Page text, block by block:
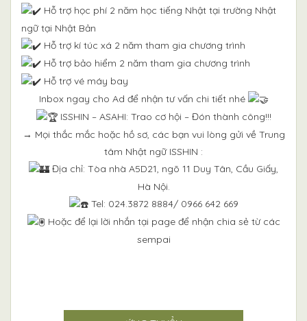
Hỗ trợ học phí 2 năm học tiếng Nhật tại trường Nhật
ngữ tại Nhật Bản
Hỗ trợ kí túc xá 2 năm tham gia chương trình
Hỗ trợ bảo hiểm 2 năm tham gia chương trình
Hỗ trợ vé máy bay
Inbox ngay cho Ad để nhận tư vấn chi tiết nhé
ISSHIN – ASAHI: Trao cơ hội – Đón thành công!!!
→ Mọi thắc mắc hoặc hồ sơ, các bạn vui lòng gửi về Trung
tâm Nhật ngữ ISSHIN :
Địa chỉ: Tòa nhà A5D21, ngõ 11 Duy Tân, Cầu Giấy,
Hà Nội.
Tel: 024.3872 8884/ 0966 642 669
Hoặc để lại lời nhắn tại page để nhận chia sẻ từ các
sempai